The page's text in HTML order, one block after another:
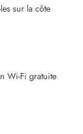
sur la côte
Wi-Fi gratuite